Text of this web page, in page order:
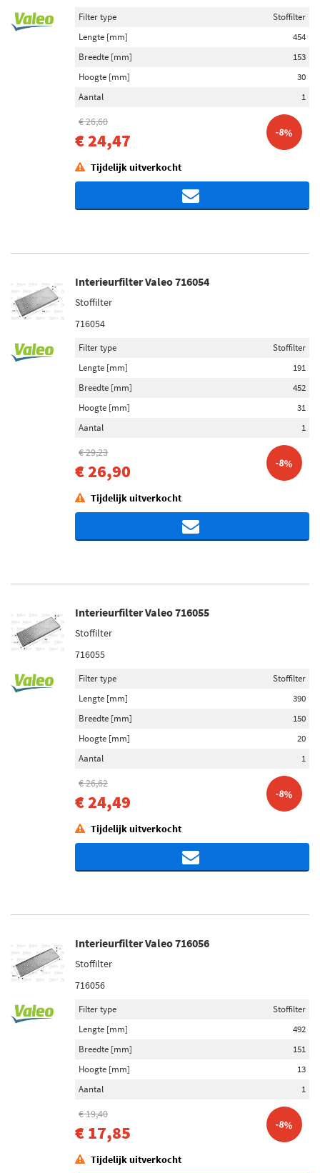
Filter type
Stoffilter
Lengte [mm]
454
Breedte [mm]
153
Hoogte [mm]
30
Aantal
1
€ 26,60
€ 24,47 -8%
Tijdelijk uitverkocht
Interieurfilter Valeo 716054
Stoffilter
716054
Filter type
Stoffilter
Lengte [mm]
191
Breedte [mm]
452
Hoogte [mm]
31
Aantal
1
€ 29,23
€ 26,90 -8%
Tijdelijk uitverkocht
Interieurfilter Valeo 716055
Stoffilter
716055
Filter type
Stoffilter
Lengte [mm]
390
Breedte [mm]
150
Hoogte [mm]
20
Aantal
1
€ 26,62
€ 24,49 -8%
Tijdelijk uitverkocht
Interieurfilter Valeo 716056
Stoffilter
716056
Filter type
Stoffilter
Lengte [mm]
492
Breedte [mm]
151
Hoogte [mm]
13
Aantal
1
€ 19,40
€ 17,85 -8%
Tijdelijk uitverkocht